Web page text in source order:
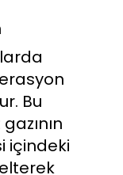
Bu
içindeki